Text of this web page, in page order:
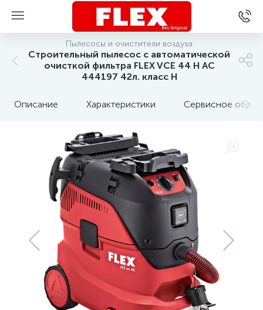
Пылесосы и очистители воздуха
Строительный пылесос с автоматической
очисткой фильтра FLEX VCE 44 H AC
444197 42л. класс H
Описание Характеристики Сервисное